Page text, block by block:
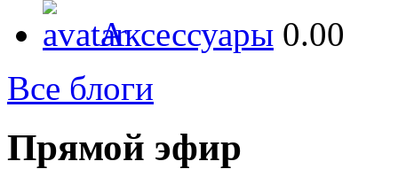
Аксессуары 0.00
Все блоги
Прямой эфир